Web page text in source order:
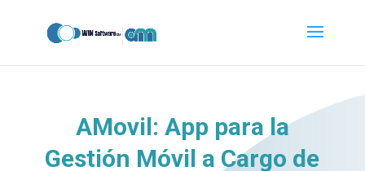
AMovil: App para la
Gestión Móvil a Cargo de